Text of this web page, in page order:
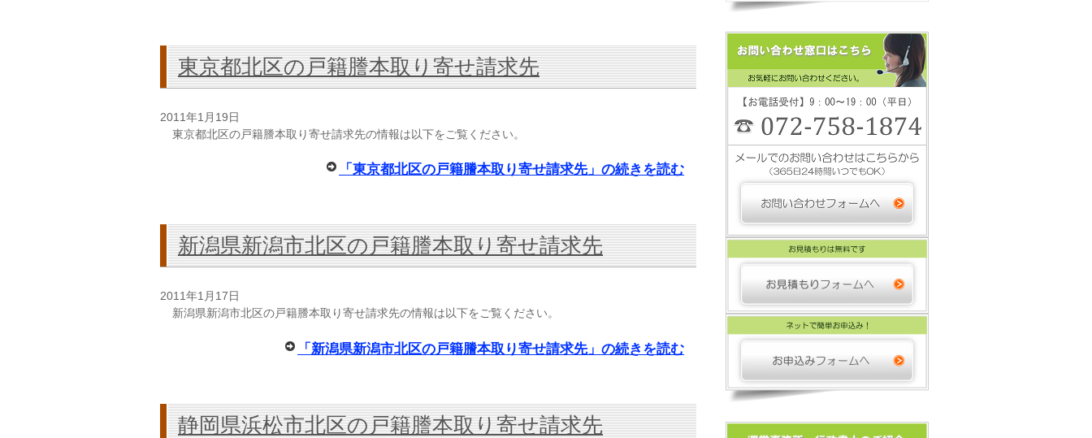
東京都北区の戸籍謄本取り寄せ請求先
2011年1月19日
東京都北区の戸籍謄本取り寄せ請求先の情報は以下をご覧ください。
「東京都北区の戸籍謄本取り寄せ請求先」の続きを読む
新潟県新潟市北区の戸籍謄本取り寄せ請求先
2011年1月17日
新潟県新潟市北区の戸籍謄本取り寄せ請求先の情報は以下をご覧ください。
「新潟県新潟市北区の戸籍謄本取り寄せ請求先」の続きを読む
静岡県浜松市北区の戸籍謄本取り寄せ請求先